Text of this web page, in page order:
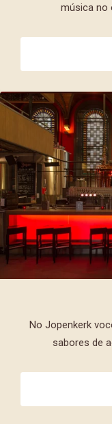
música no
No Jopenkerk
sabores de